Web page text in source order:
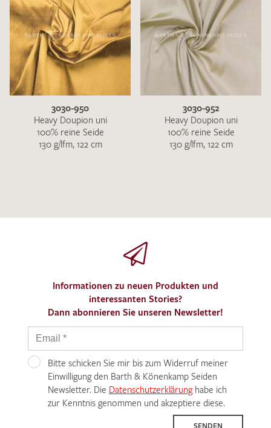
3030-950
Heavy Doupion uni
100% reine Seide
130 g/lfm, 122 cm
3030-952
Heavy Doupion uni
100% reine Seide
130 g/lfm, 122 cm
Informationen zu neuen Produkten und
interessanten Stories?
Dann abonnieren Sie unseren Newsletter!
Bitte schicken Sie mir bis zum Widerruf meiner
Einwilligung den Barth & Könenkamp Seiden
Newsletter. Die Datenschutzerklärunghabe ich
zur Kenntnis genommen und akzeptiere diese.
SENDEN